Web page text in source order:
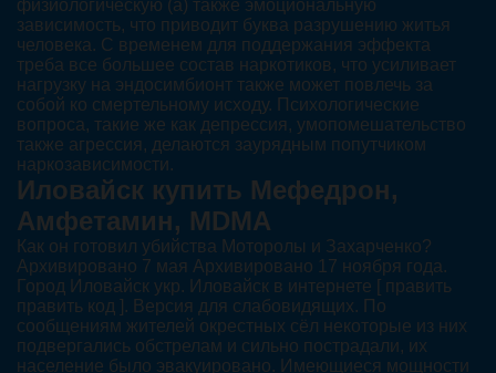
физиологическую (а) также эмоциональную
зависимость, что приводит буква разрушению житья
человека. С временем для поддержания эффекта
треба все большее состав наркотиков, что усиливает
нагрузку на эндосимбионт также может повлечь за
собой ко смертельному исходу. Психологические
вопроса, такие же как депрессия, умопомешательство
также агрессия, делаются заурядным попутчиком
наркозависимости.
Иловайск купить Мефедрон,
Амфетамин, MDMA
Как он готовил убийства Моторолы и Захарченко?
Архивировано 7 мая Архивировано 17 ноября года.
Город Иловайск укр. Иловайск в интернете [ править
править код ]. Версия для слабовидящих. По
сообщениям жителей окрестных сёл некоторые из них
подвергались обстрелам и сильно пострадали, их
население было эвакуировано. Имеющиеся мощности